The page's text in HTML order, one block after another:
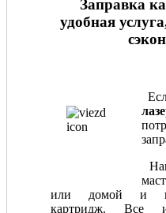
Заправка
удобная
или домой и
картридж. Все